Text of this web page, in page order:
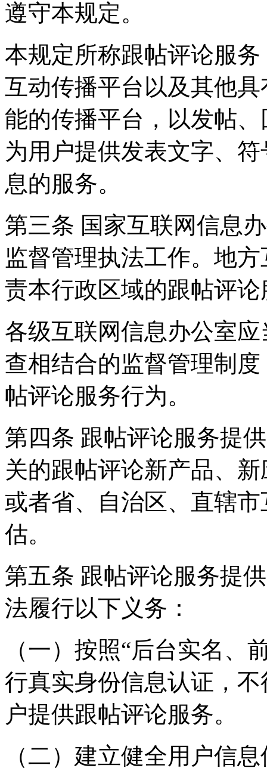
遵守本规定。
本规定所称跟帖评论服
互动传播平台以及其他
能的传播平台，以发帖
为用户提供发表文字、
息的服务。
第三条 国家互联网信息
监督管理执法工作。地
责本行政区域的跟帖评
各级互联网信息办公室
查相结合的监督管理制
帖评论服务行为。
第四条 跟帖评论服务提
关的跟帖评论新产品、
或者省、自治区、直辖
估。
第五条 跟帖评论服务提
法履行以下义务：
（一）按照“后台实名、
行真实身份信息认证，
户提供跟帖评论服务。
（二）建立健全用户信